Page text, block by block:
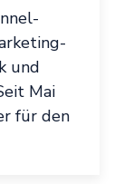
und
Mai
für den